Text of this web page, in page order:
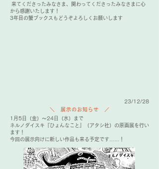
来てくださったみなさま、関わってくださったみなさまに心
から感謝いたします！
3年目の蟹ブックスもどうぞよろしくお願いします
23/12/28
＼ 展示のお知らせ ／
1月5日（金）～24日（水）まで
ネルノダイスキ『ひょんなこと』（アタシ社）の原画展を行い
ます！
今回の展示向けに新しい作品も来る予定です……！